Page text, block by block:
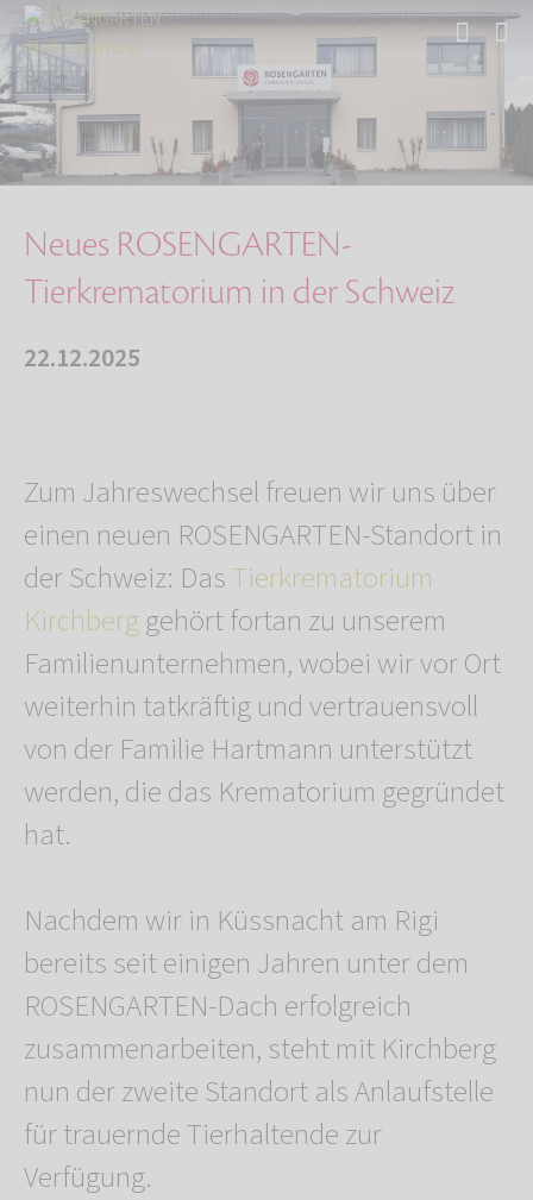
Start
Neues ROSENGARTEN-Tierkrematorium in der Schw…
Neues ROSENGARTEN-
Tierkrematorium in der Schweiz
22.12.2025
Zum Jahreswechsel freuen wir uns über
einen neuen ROSENGARTEN-Standort in
der Schweiz: DasTierkrematorium
Kirchberggehört fortan zu unserem
Familienunternehmen, wobei wir vor Ort
weiterhin tatkräftig und vertrauensvoll
von der Familie Hartmann unterstützt
werden, die das Krematorium gegründet
hat.
Nachdem wir in Küssnacht am Rigi
bereits seit einigen Jahren unter dem
ROSENGARTEN-Dach erfolgreich
zusammenarbeiten, steht mit Kirchberg
nun der zweite Standort als Anlaufstelle
für trauernde Tierhaltende zur
Verfügung.